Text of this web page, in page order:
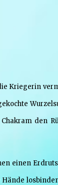
Kriegerin
den
einen